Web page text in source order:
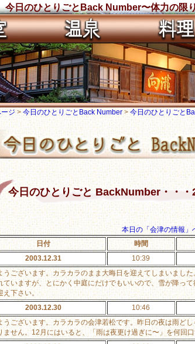
今日のひとりごとBack Number〜体力の限
ージ> 今日のひとりごとBack Number > 今日のひとりごと
今日のひとりごと BackNumber・・
本日の「会津の情報」
日付
時間
2003.12.31
10:39
うございます。カラカラのまま大晦日を迎えてしまいまし
ていますが、とにかく中庭にだけでもいいので、雪が降っ
え下さい。
2003.12.30
10:46
うございます。カラカラの会津若松です。昨日の夜は雨ど
ません。12月にはいると、「雨は夜更け過ぎに〜」を何回